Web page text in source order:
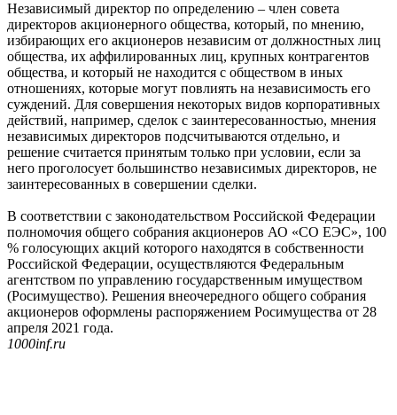
Независимый директор по определению – член совета
директоров акционерного общества, который, по мнению,
избирающих его акционеров независим от должностных лиц
общества, их аффилированных лиц, крупных контрагентов
общества, и который не находится с обществом в иных
отношениях, которые могут повлиять на независимость его
суждений. Для совершения некоторых видов корпоративных
действий, например, сделок с заинтересованностью, мнения
независимых директоров подсчитываются отдельно, и
решение считается принятым только при условии, если за
него проголосует большинство независимых директоров, не
заинтересованных в совершении сделки.
В соответствии с законодательством Российской Федерации
полномочия общего собрания акционеров АО «СО ЕЭС», 100
% голосующих акций которого находятся в собственности
Российской Федерации, осуществляются Федеральным
агентством по управлению государственным имуществом
(Росимущество). Решения внеочередного общего собрания
акционеров оформлены распоряжением Росимущества от 28
апреля 2021 года.
1000inf.ru